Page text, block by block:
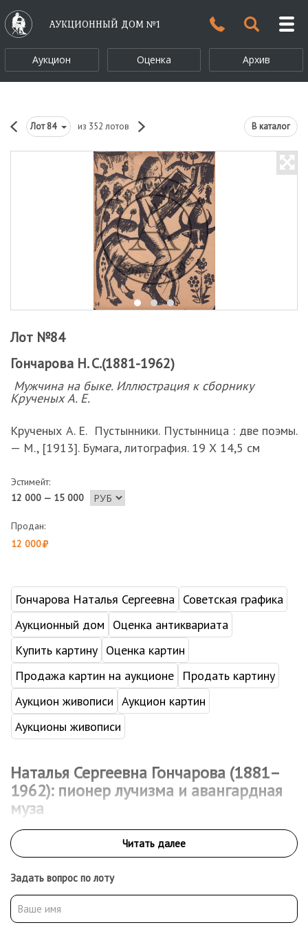
АУКЦИОННЫЙ ДОМ №1
Аукцион Оценка Архив
Лот84 из 352 лотов В каталог
Лот №84
Гончарова Н. С.(1881-1962)
Мужчина на быке. Иллюстрация к сборнику
Крученых А. Е.
Крученых А. Е. Пустынники. Пустынница : две поэмы.
— М., [1913]. Бумага, литография. 19 Х 14,5 см
Эстимейт:
12 000 — 15 000
Продан:
12 000
Гончарова Наталья Сергеевна Советская графика
Аукционный дом
Оценка антиквариата
Купить картину Оценка картин
Продажа картин на аукционе
Продать картину
Аукцион живописи Аукцион картин
Аукционы живописи
Наталья Сергеевна Гончарова (1881–
1962): пионер лучизма и авангардная
муза
Наталья Гончарова — художница, график, сценограф и
новатор, оставившая яркий след в истории русского и
европейского искусства. Её имя прочно связано с
формированием авангарда и рождением лучизма —
она была соратницей и супругой Михаила Ларионова, с
которым прошла длинный путь от студенческих мастерских
Задать вопрос по лоту